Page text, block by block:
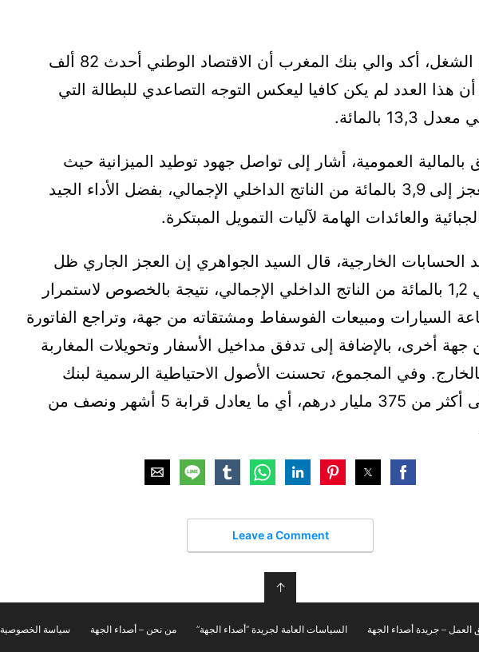
وفي سوق الشغل، أكد والي بنك المغرب أن الاقتصاد الوطني أحدث 82 ألف
هذا العدد لم يكن كافيا ليعكس التوجه التصاعدي للبطالة التي
بالمائة.
بالمالية العمومية، أشار إلى تواصل جهود توطيد الميزانية حيث
انخفض العجز إلى 3,9 بالمائة من الناتج الداخلي الإجمالي، بفضل الأداء الجيد
والعائدات الهامة لآليات التمويل المبتكرة.
الحسابات الخارجية، قال السيد الجواهري إن العجز الجاري ظل
محدودا في 1,2 بالمائة من الناتج الداخلي الإجمالي، نتيجة بالخصوص لاستمرار
السيارات ومبيعات الفوسفاط ومشتقاته من جهة، وتراجع الفاتورة
جهة أخرى، بالإضافة إلى تدفق مداخيل الأسفار وتحويلات المغاربة
وفي المجموع، تحسنت الأصول الاحتياطية الرسمية لبنك
المغرب إلى أكثر من 375 مليار درهم، أي ما يعادل قرابة 5 أشهر ونصف من
Leave a Comment
↑
العمل – جريدة أصداء الجهة السياسات العامة لجريدة “أصداء الجهة” من نحن – أصداء الجهة سياسة الخصوصية